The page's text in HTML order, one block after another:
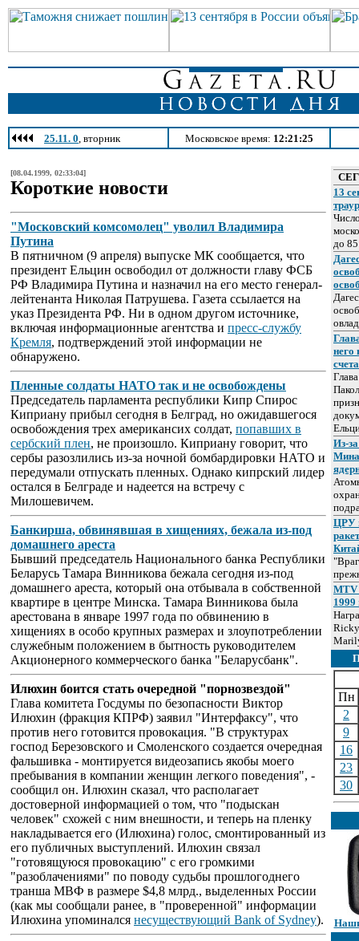
25.11. 0, вторник Московское время: 12:21:25
[08.04.1999, 02:33:04]
Короткие новости
"Московский комсомолец" уволил Владимира
Путина
В пятничном (9 апреля) выпуске МК сообщается, что
президент Ельцин освободил от должности главу ФСБ
РФ Владимира Путина и назначил на его место генерал-
лейтенанта Николая Патрушева. Газета ссылается на
указ Президента РФ. Ни в одном другом источнике,
включая информационные агентства и пресс-службу
Кремля, подтверждений этой информации не
обнаружено.
Пленные солдаты НАТО так и не освобождены
Председатель парламента республики Кипр Спирос
Киприану прибыл сегодня в Белград, но ожидавшегося
освобождения трех американсих солдат, попавших в
сербский плен, не произошло. Киприану говорит, что
сербы разозлились из-за ночной бомбардировки НАТО и
передумали отпускать пленных. Однако кипрский лидер
остался в Белграде и надеется на встречу с
Милошевичем.
Банкирша, обвинявшая в хищениях, бежала из-под
домашнего ареста
Бывший председатель Национального банка Республики
Беларусь Тамара Винникова бежала сегодня из-под
домашнего ареста, который она отбывала в собственной
квартире в центре Минска. Тамара Винникова была
арестована в январе 1997 года по обвинению в
хищениях в особо крупных размерах и злоупотреблении
служебным положением в бытность руководителем
Акционерного коммерческого банка "Беларусбанк".
Илюхин боится стать очередной "порнозвездой"
Глава комитета Госдумы по безопасности Виктор
Илюхин (фракция КПРФ) заявил "Интерфаксу", что
против него готовится провокация. "В структурах
господ Березовского и Смоленского создается очередная
фальшивка - монтируется видеозапись якобы моего
пребывания в компании женщин легкого поведения", -
сообщил он. Илюхин сказал, что располагает
достоверной информацией о том, что "подыскан
человек" схожей с ним внешности, и теперь на пленку
накладывается его (Илюхина) голос, смонтированный из
его публичных выступлений. Илюхин связал
"готовящуюся провокацию" с его громкими
"разоблачениями" по поводу судьбы прошлогоднего
транша МВФ в размере $4,8 млрд., выделенных России
(как мы сообщали ранее, в "проверенной" информации
Илюхина упоминался несуществующий Bank of Sydney).
13
до 85
него
Из-
ЦРУ
MTV
1999
Пн
2
9
16
23
30